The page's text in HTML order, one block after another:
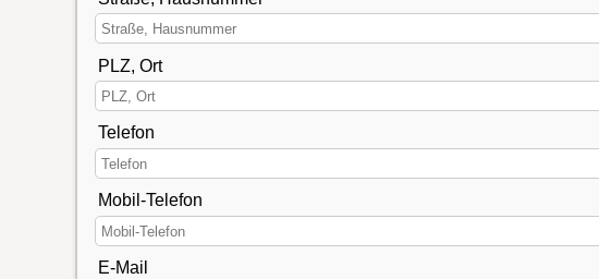
PLZ, Ort
Telefon
Mobil-Telefon
E-Mail